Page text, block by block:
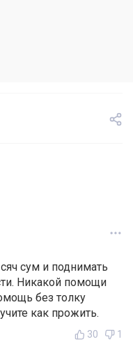
сум и поднимать
Никакой помощи
без толку
как прожить.
30 1